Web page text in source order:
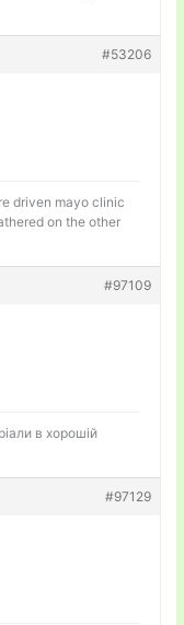
#53206
driven mayo clinic
on the other
#97109
в хорошій
#97129